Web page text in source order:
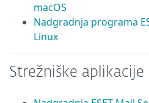
macOS
Nadgradnja programa
Linux
Strežniške aplikacije